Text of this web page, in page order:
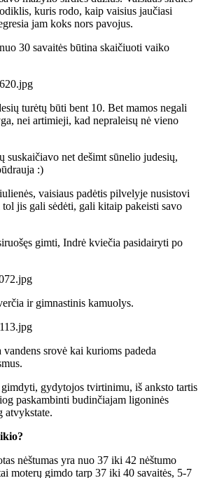
kuris rodo, kaip vaisius jaučiasi
jam koks nors pavojus.
30 savaitės būtina skaičiuoti vaiko
turėtų būti bent 10. Bet mamos negali
nei artimieji, kad nepraleisų nė vieno
suskaičiavo net dešimt sūnelio judesių,
:)
vaisiaus padėtis pilvelyje nusistovi
jis gali sėdėti, gali kitaip pakeisti savo
gimti, Indrė kviečia pasidairyti po
ir gimnastinis kamuolys.
vandens srovė kai kurioms padeda
gydytojos tvirtinimu, iš anksto tartis
paskambinti budinčiajam ligoninės
atvykstate.
nėštumas yra nuo 37 iki 42 nėštumo
moterų gimdo tarp 37 iki 40 savaitės, 5-7